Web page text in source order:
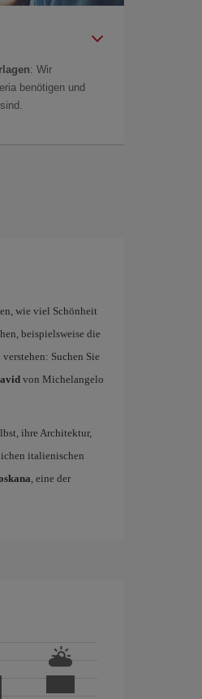
: Wir
benötigen und
wie viel Schönheit
beispielsweise die
Suchen Sie
von Michelangelo
ihre Architektur,
italienischen
, eine der